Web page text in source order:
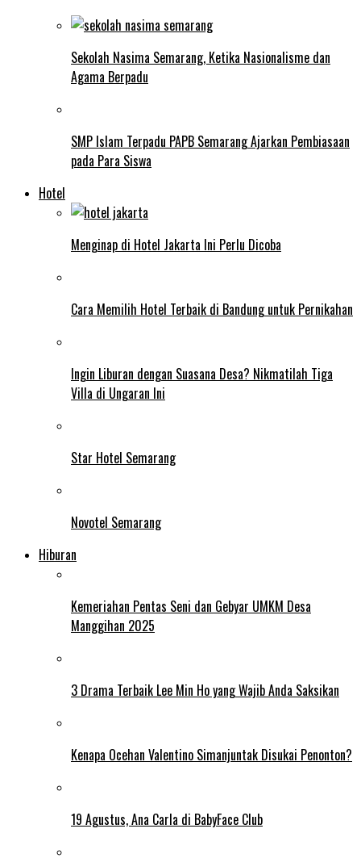
Sekolah Nasima Semarang, Ketika Nasionalisme dan
Agama Berpadu
SMP Islam Terpadu PAPB Semarang Ajarkan Pembiasaan
pada Para Siswa
Hotel
Menginap di Hotel Jakarta Ini Perlu Dicoba
Cara Memilih Hotel Terbaik di Bandung untuk Pernikahan
Ingin Liburan dengan Suasana Desa? Nikmatilah Tiga
Villa di Ungaran Ini
Star Hotel Semarang
Novotel Semarang
Hiburan
Kemeriahan Pentas Seni dan Gebyar UMKM Desa
Manggihan 2025
3 Drama Terbaik Lee Min Ho yang Wajib Anda Saksikan
Kenapa Ocehan Valentino Simanjuntak Disukai Penonton?
19 Agustus, Ana Carla di BabyFace Club